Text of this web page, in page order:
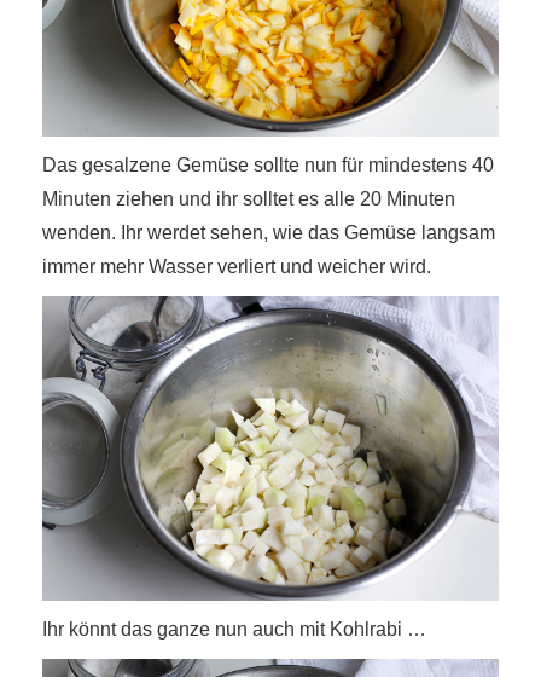
Das gesalzene Gemüse sollte nun für mindestens 40
Minuten ziehen und ihr solltet es alle 20 Minuten
wenden. Ihr werdet sehen, wie das Gemüse langsam
immer mehr Wasser verliert und weicher wird.
Ihr könnt das ganze nun auch mit Kohlrabi …